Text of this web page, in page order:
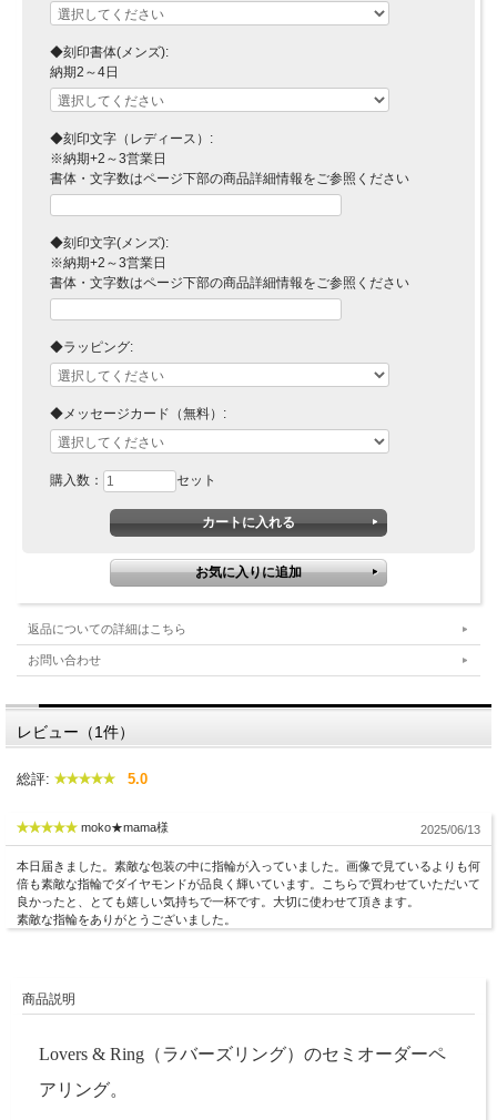
◆刻印書体(メンズ):
納期2～4日
◆刻印文字（レディース）:
※納期+2～3営業日
書体・文字数はページ下部の商品詳細情報をご参照ください
◆刻印文字(メンズ):
※納期+2～3営業日
書体・文字数はページ下部の商品詳細情報をご参照ください
◆ラッピング:
◆メッセージカード（無料）:
購入数： セット
返品についての詳細はこちら
お問い合わせ
レビュー（1件）
総評: 5.0
moko★mama様 2025/06/13
本日届きました。素敵な包装の中に指輪が入っていました。画像で見ているよりも何
倍も素敵な指輪でダイヤモンドが品良く輝いています。こちらで買わせていただいて
良かったと、とても嬉しい気持ちで一杯です。大切に使わせて頂きます。
素敵な指輪をありがとうございました。
商品説明
Lovers & Ring（ラバーズリング）のセミオーダーペ
アリング。